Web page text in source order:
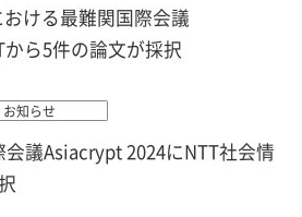
ける最難関国際会議
ら5件の論文が採択
お知らせ
議Asiacrypt 2024にNTT社会情